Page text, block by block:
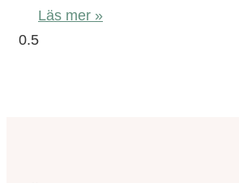
Läs mer »